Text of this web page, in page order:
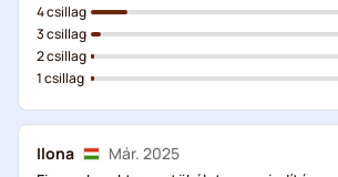
4 csillag
3 csillag
2 csillag
1 csillag
Ilona
Már. 2025